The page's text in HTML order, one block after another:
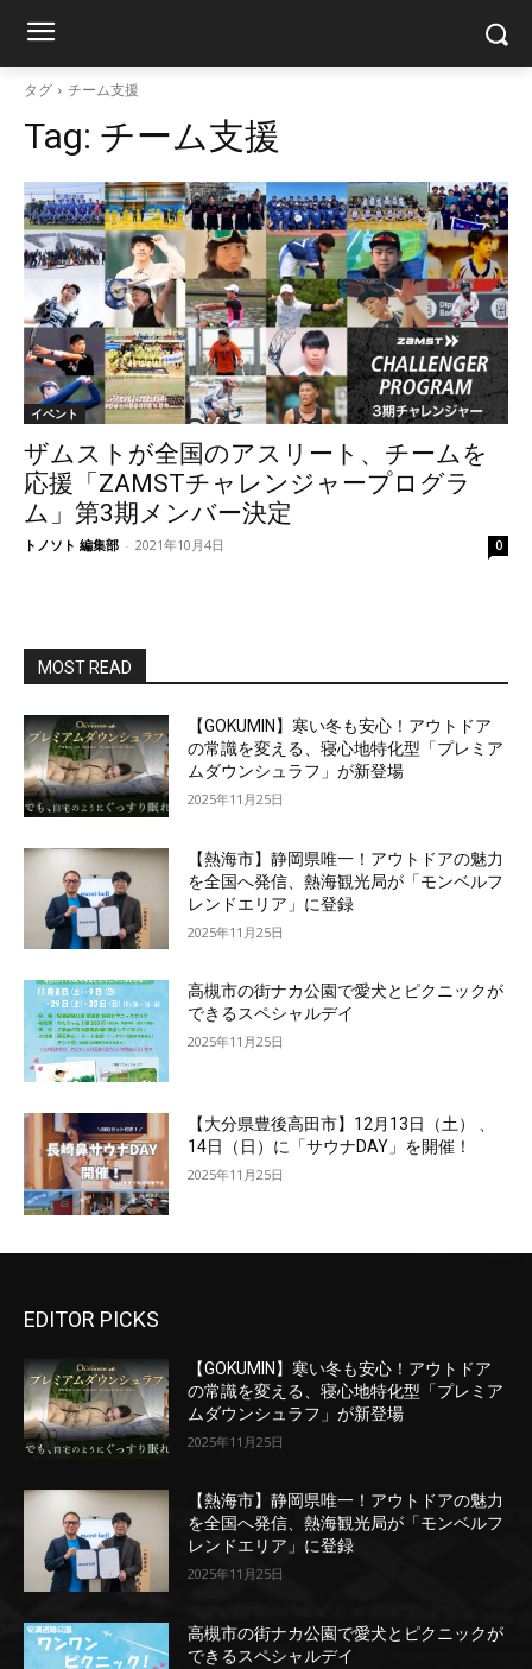
タグ チーム支援
Tag: チーム支援
イベント
ザムストが全国のアスリート、チームを
応援「ZAMSTチャレンジャープログラ
ム」第3期メンバー決定
トノソト 編集部 - 2021年10月4日 0
MOST READ
【GOKUMIN】寒い冬も安心！アウトドア
の常識を変える、寝心地特化型「プレミア
ムダウンシュラフ」が新登場
2025年11月25日
【熱海市】静岡県唯一！アウトドアの魅力
を全国へ発信、熱海観光局が「モンベルフ
レンドエリア」に登録
2025年11月25日
高槻市の街ナカ公園で愛犬とピクニックが
できるスペシャルデイ
2025年11月25日
【大分県豊後高田市】12月13日（土） 、
14日（日）に「サウナDAY」を開催！
2025年11月25日
EDITOR PICKS
【GOKUMIN】寒い冬も安心！アウトドア
の常識を変える、寝心地特化型「プレミア
ムダウンシュラフ」が新登場
2025年11月25日
【熱海市】静岡県唯一！アウトドアの魅力
を全国へ発信、熱海観光局が「モンベルフ
レンドエリア」に登録
2025年11月25日
高槻市の街ナカ公園で愛犬とピクニックが
できるスペシャルデイ